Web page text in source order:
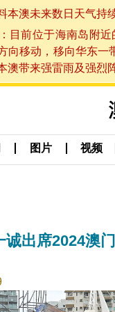
本澳未来数日天气持
目前位于海南岛附
向移动，移向华东
澳带来强雷雨及强烈
图片 视频
诚出席2024澳